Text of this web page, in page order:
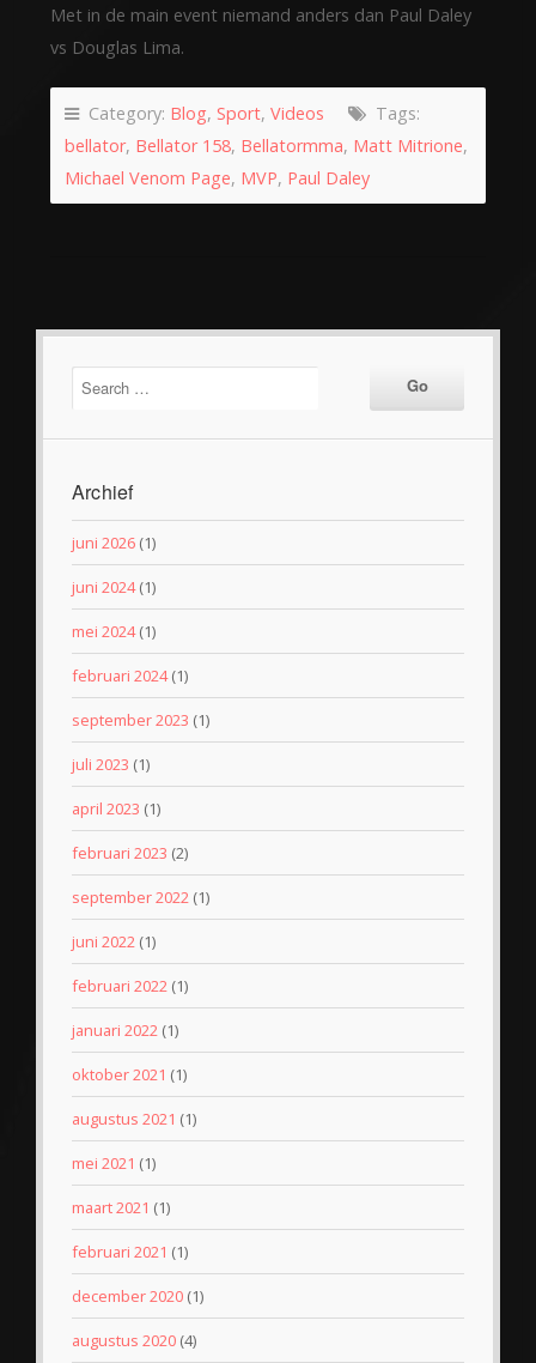
Met in de main event niemand anders dan Paul Daley
vs Douglas Lima.
Category: Blog, Sport, Videos
Tags:
bellator, Bellator 158, Bellatormma, Matt Mitrione,
Michael Venom Page, MVP, Paul Daley
Archief
juni 2026 (1)
juni 2024(1)
mei 2024(1)
februari 2024(1)
september 2023 (1)
juli 2023 (1)
april 2023 (1)
februari 2023 (2)
september 2022 (1)
juni 2022 (1)
februari 2022 (1)
januari 2022 (1)
oktober 2021 (1)
augustus 2021 (1)
mei 2021 (1)
maart 2021 (1)
februari 2021 (1)
december 2020 (1)
augustus 2020 (4)